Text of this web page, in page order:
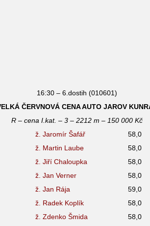
16:30 – 6.dostih (010601)
ČERVNOVÁ CENA AUTO JAROV
R – cena I.kat. – 3 – 2212 m – 150 000 Kč
ž. Jaromír Šafář 58,0
ž. Martin Laube 58,0
ž. Jiří Chaloupka 58,0
ž. Jan Verner 58,0
ž. Jan Rája 59,0
ž. Radek Koplík 58,0
ž. Zdenko Šmida 58,0